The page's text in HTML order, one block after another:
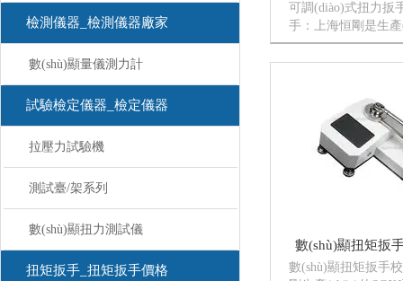
檢測儀器_檢測儀器廠家
數(shù)顯量儀測力計
試驗檢定儀器_檢定儀器
拉壓力試驗機
測試臺/架系列
數(shù)顯扭力測試儀
扭矩扳手_扭矩扳手價格
可調(diào)式扭力扳
手：上海恒剛是生
(diào)式扭力扳手廠
式扭力扳手國產
扭力扳手，預置
手，表盤可調
(chǎn)品，有需要
數(shù)顯扭矩扳
數(shù)顯扭矩扳手